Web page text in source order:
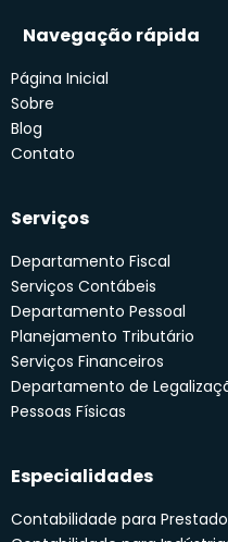
Navegação rápida
Página Inicial
Sobre
Blog
Contato
Serviços
Departamento Fiscal
Serviços Contábeis
Departamento Pessoal
Planejamento Tributário
Serviços Financeiros
Departamento de
Pessoas Físicas
Especialidades
Contabilidade para